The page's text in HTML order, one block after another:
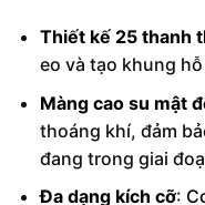
Thiết kế 25 thanh
eo và tạo khung
Màng cao su mật
thoáng khí, đảm
đang trong giai
Đa dạng kích cỡ: